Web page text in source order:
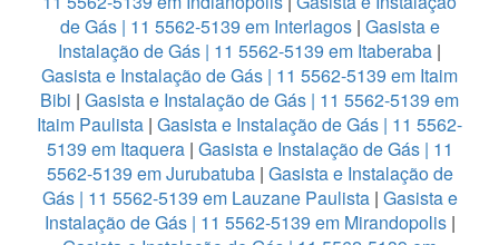
de Gás | 11 5562-5139 em Interlagos| Gasista e
Instalação de Gás | 11 5562-5139 em Itaberaba |
Gasista e Instalação de Gás | 11 5562-5139 em Itaim
Bibi | Gasista e Instalação de Gás | 11 5562-5139 em
Itaim Paulista | Gasista e Instalação de Gás | 11 5562-
5139 em Itaquera| Gasista e Instalação de Gás | 11
5562-5139 em Jurubatuba| Gasista e Instalação de
Gás | 11 5562-5139 em Lauzane Paulista | Gasista e
Instalação de Gás | 11 5562-5139 em Mirandopolis|